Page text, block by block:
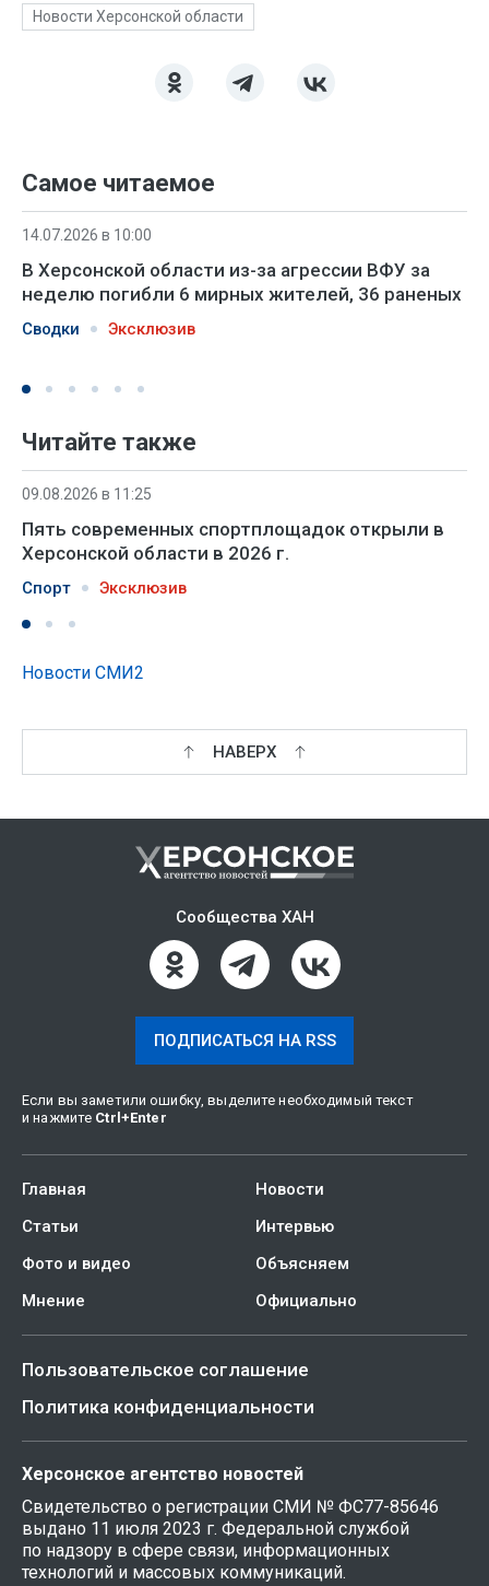
Новости Херсонской области
Самое читаемое
14.07.2026 в 10:00
В Херсонской области из-за агрессии ВФУ за
неделю погибли 6 мирных жителей, 36 раненых
Сводки Эксклюзив
Читайте также
09.08.2026 в 11:25
Пять современных спортплощадок открыли в
Херсонской области в 2026 г.
Спорт Эксклюзив
Новости СМИ2
НАВЕРХ
Сообщества ХАН
ПОДПИСАТЬСЯ НА RSS
Если вы заметили ошибку, выделите необходимый текст
и нажмите Ctrl +Enter
Главная
Новости
Статьи
Интервью
Фото и видео
Объясняем
Мнение
Официально
Пользовательское соглашение
Политика конфиденциальности
Херсонское агентство новостей
Свидетельство о регистрации СМИ № ФС77-85646
выдано 11 июля 2023 г. Федеральной службой
по надзору в сфере связи, информационных
технологий и массовых коммуникаций.